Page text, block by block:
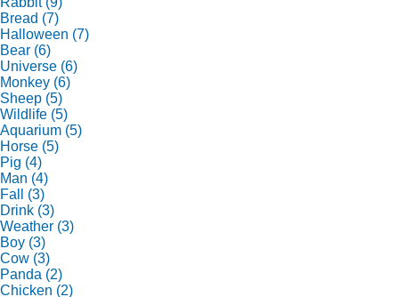
Bread (7)
Halloween (7)
Bear (6)
Universe (6)
Monkey (6)
Sheep (5)
Wildlife (5)
Aquarium (5)
Horse (5)
Pig (4)
Man (4)
Fall
(3)
Drink (3)
Weather (3)
Boy (3)
Cow (3)
Panda (2)
Chicken (2)